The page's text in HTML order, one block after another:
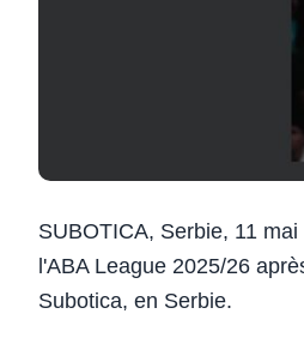
SUBOTICA, Serbie, 11
l'ABA League 2025/26
Subotica, en Serbie.